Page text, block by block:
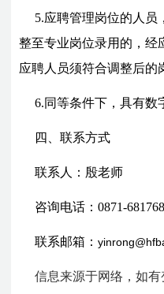
5.应聘管理岗位的人员
整至专业岗位录用的，经
应聘人员须符合调整后的
6.同等条件下，具有数
四、联系方式
联系人：殷老师
咨询电话：0871-
联系邮箱：
信息来源于网络，如有